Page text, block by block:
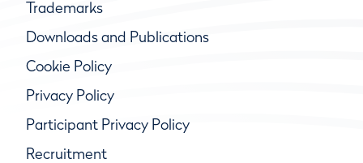
Trademarks
Downloads and Publications
Cookie Policy
Privacy Policy
Participant Privacy Policy
Recruitment